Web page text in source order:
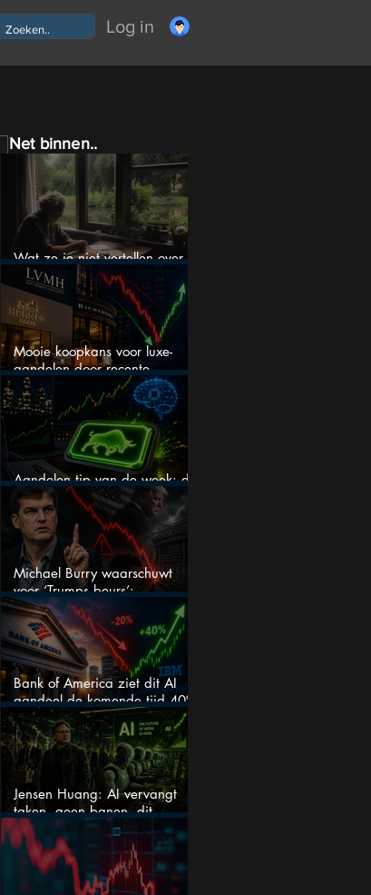
Log in
Net binnen..
Wat ze je niet vertellen over
erfbelasting
Mooie koopkans voor luxe-
aandelen door recente
correctie?
Aandelen tip van de week: de
markt onderschat dit AI-bedrijf
Michael Burry waarschuwt
voor ‘Trumps beurs’:
waarderingen doen er niet
meer toe
Bank of America ziet dit AI
aandeel de komende tijd 40%
stijgen na 20% daling
Jensen Huang: AI vervangt
taken, geen banen, dit
betekent het voor AI-aandelen